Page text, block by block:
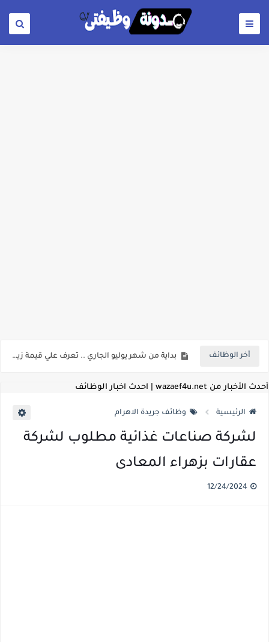
أخر الوظائف للمؤهلات العليا ..اعلان وظائف وزارة التنمية المحلية " اخصائي تخطيط - مهندس - اخصائي حاسبات - باحث قانوني " والتقديم الكتروني بتاريخ 15-7-2026
للعمل كضباط متخصصين ..وزارة الدفاع تعلن عن فتح باب التقديم للمؤهلات العليا خريجي الكليات الطبيه / علوم / هندسة / تجارة / حقوق / زراعة / تربية / اداب / خدمة اجتماعية
اعلان وظائف الهيئة القومية لسلامة الغذاء " لشغل وظيفة مفتش أغذية " لخريجي علوم / زراعة / طب بيطري "... الشروط والاوراق المطلوبة وكيفية التقديم
أحدث الأخبار من wazaef4u.net | احدث اخبار الوظائف
الرئيسية وظائف جريدة الاهرام
لشركة صناعات غذائية مطلوب لشركة
عقارات بزهراء المعادى